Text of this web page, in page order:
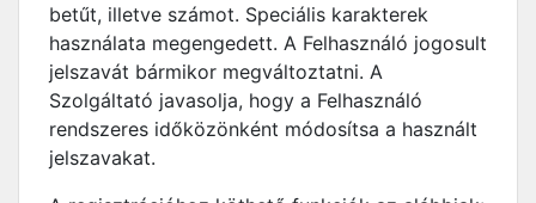
betűt, illetve számot. Speciális karakterek
használata megengedett. A Felhasználó jogosult
jelszavát bármikor megváltoztatni. A
Szolgáltató javasolja, hogy a Felhasználó
rendszeres időközönként módosítsa a használt
jelszavakat.